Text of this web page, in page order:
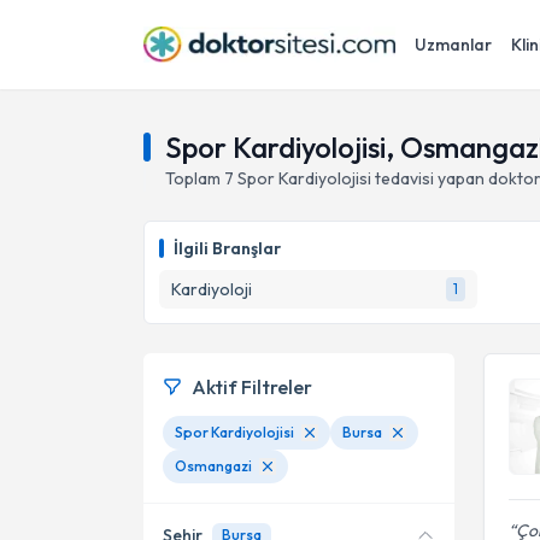
Uzmanlar
Spor Kardiyolojisi,
Toplam 7 Spor Kardiyolojisi tedavisi yapan
İlgili Branşlar
Kardiyoloji
1
Aktif Filtreler
Spor Kardiyolojisi
Bursa
Osmangazi
Şehir Bursa